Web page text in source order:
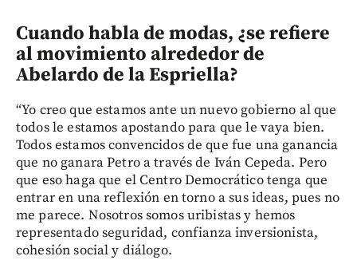
Cuando habla de modas, ¿se refiere
al movimiento alrededor de
Abelardo de la Espriella?
“Yo creo que estamos ante un nuevo gobierno al que
todos le estamos apostando para que le vaya bien.
Todos estamos convencidos de que fue una ganancia
que no ganara Petro a través de Iván Cepeda. Pero
que eso haga que el Centro Democrático tenga que
entrar en una reflexión en torno a sus ideas, pues no
me parece. Nosotros somos uribistas y hemos
representado seguridad, confianza inversionista,
cohesión social y diálogo.